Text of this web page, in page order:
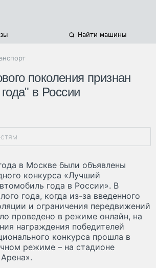
Найти машины
поколения признан
в России
в Москве были объявлены
конкурса «Лучший
года в России». В
года, когда из-за введенного
и ограничения передвижений
проведено в режиме онлайн, на
награждения победителей
конкурса прошла в
режиме – на стадионе